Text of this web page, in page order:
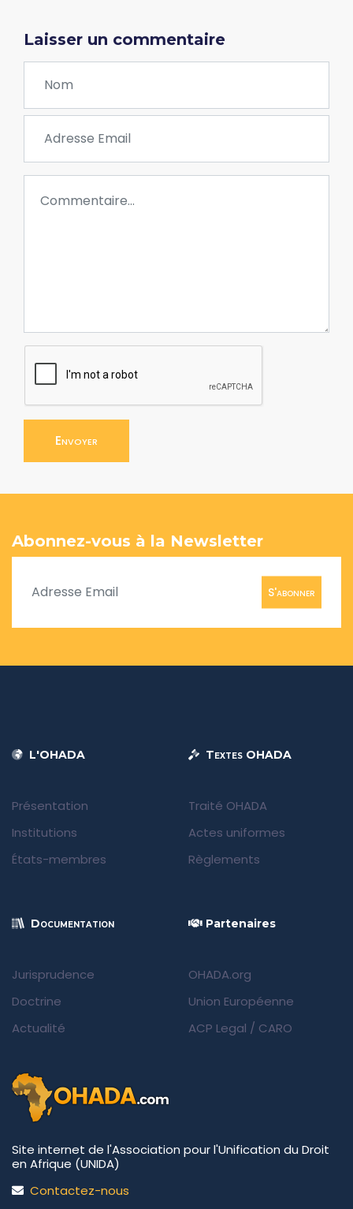
Laisser un commentaire
Envoyer
Abonnez-vous à la Newsletter
S'abonner
L'OHADA
Présentation
Institutions
États-membres
Textes OHADA
Traité OHADA
Actes uniformes
Règlements
Documentation
Jurisprudence
Doctrine
Actualité
Partenaires
OHADA.org
Union Européenne
ACP Legal / CARO
Site internet de l'Association pour l'Unification du Droit
en Afrique (UNIDA)
Contactez-nous